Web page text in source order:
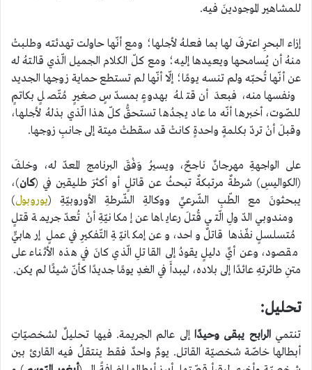
للمشاهير الموجودينَ فيه.
إزاء البحرِ اعترفَ لها بما فعلهُ لأجلها؛ ومع أنّها حاولت تهدئته وطلبتْ
منهُ أن يُسامحها ويعيدها إليه؛ ومع كلّ الكلام الجميل الّذي قالتهُ له
عن أنّها تُحبّه ولم تنسه يومًا؛ إلّا أنّها لم تستطع حماية زوجها الجديد
ونفسها منه، فبعدَ أن قتلهُ بهدوءٍ بمسدّسٍ صغيرٍ مُتّصلٍ بكاتمٍ
للصّوت، أخبرها أنّه ما عاد يجدُها تستحقُّ كلّ هذا الّذي بذلهُ لأجلها،
وقبلَ أنْ تردّ بكلمةٍ واحدةٍ كانتْ قد سقطتْ ميتة إلى جانبِ زوجها.
على الواجهةِ مهرجانٌ ناجحٌ، ويسيرُ وَفْقَ البرنامج المعدّ له، وخلفَ
(الكواليسِ) شرطةٌ مرتبكةٌ تبحثُ عن قاتلٍ أو أكثرَ طليقين في (كان)،
يبحثونَ مع الطّبِ الشّرعيِّ ووكالةِ الشّرطةِ الأوروبيّةِ (يوروبول)
ومندوبي الدّولِ الّتي قُتلَ رعاياها عن إمكانيّةِ أنْ تُعدّ جريمة قتلٍ
مُتسلسلٍ نفّذها قاتلٌ واحد، وعن إمكانيّةِ التّفكيرِ في عملٍ إرهابيٍّ
مقصود، وعن أيِّ دليلٍ يقودُ إلى القاتلِ الّذي كانَ في هذه الأثناء على
متنِ طائرتهِ عائدًا إلى بلاده، ليبدأَ في الغدِ يومًا جديدًا كأنّ شيئًا لم يكن.
تحليل:
تنتميالرابح يبقى وحيدًا إلى عالم الجريمة. فيها تحليلٌ لشخصيّاتِ
أبطالها خاصّة شخصيّة القاتل. يومٌ واحدٌ فقط ينتقلُ فيه القارئ بين